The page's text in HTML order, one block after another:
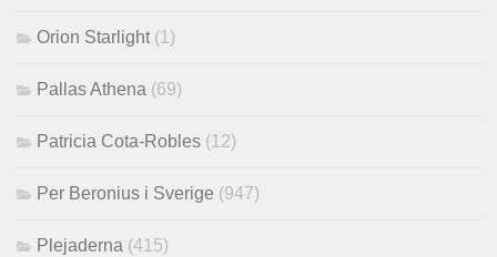
Orion Starlight (1)
Pallas Athena (69)
Patricia Cota-Robles (12)
Per Beronius i Sverige (947)
Plejaderna (415)